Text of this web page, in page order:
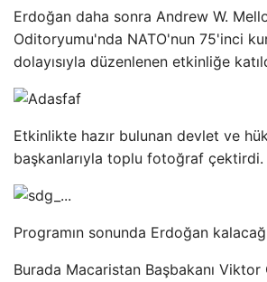
Erdoğan daha sonra Andrew W.
Oditoryumu'nda NATO'nun 75'inci
dolayısıyla düzenlenen etkinliğe
Etkinlikte hazır bulunan devlet ve
başkanlarıyla toplu fotoğraf çektirdi.
Programın sonunda Erdoğan
Burada Macaristan Başbakanı Viktor